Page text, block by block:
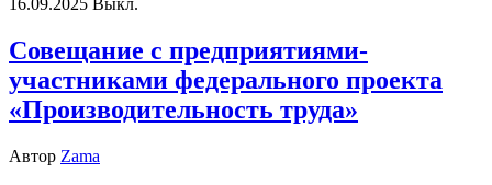
16.09.2025 Выкл.
Совещание с предприятиями-
участниками федерального проекта
«Производительность труда»
Автор Zama